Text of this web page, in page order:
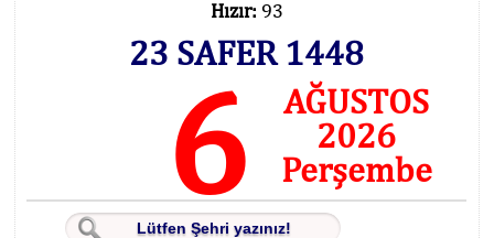
Hızır: 93
23 SAFER 1448
6
AĞUSTOS
2026
Perşembe